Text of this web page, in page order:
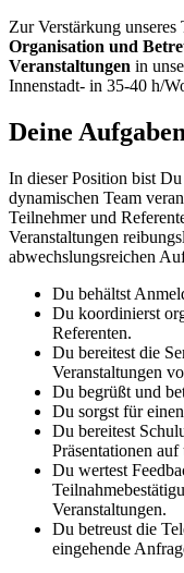
Zur Verstärkung
Organisation und
Veranstaltungen in
Innenstadt- in 35-40 h/
Deine
In dieser Position bist
dynamischen Team
Teilnehmer und
Veranstaltungen
abwechslungsreichen
Du behältst
Du koordinierst
Referenten.
Du bereitest die
Veranstaltungen
Du begrüßt und
Du sorgst für
Du bereitest
Präsentationen
Du wertest
Veranstaltungen.
Du betreust die
eingehende